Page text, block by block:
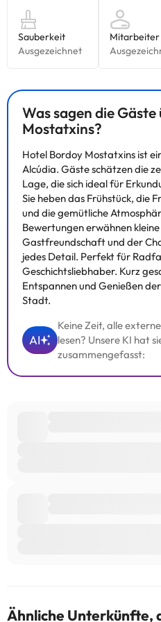
Was sagen die
Mostatxins?
Hotel Bordoy Mostatxins ist
Alcúdia. Gäste schätzen die
Lage, die sich ideal für
Sie heben das Frühstück, die
und die gemütliche
Bewertungen erwähnen
Gastfreundschaft und der
jedes Detail. Perfekt für
Geschichtsliebhaber. Kurz
Entspannen und Genießen
Stadt.
AI
Keine Zeit, alle
lesen? Unsere KI hat
zusammengefasst:
Ähnliche Unterkünfte,